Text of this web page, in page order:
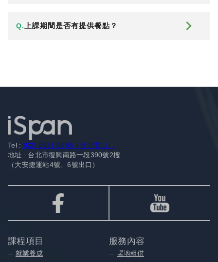
Q. 上課期間是否有提供餐點？
Tel : (02) 6631-6588（台北窗口）
地址 : 台北市復興南路一段390號2樓
（大安捷運站4號、6號出口）
課程項目
就業養成
服務內容
場地租借